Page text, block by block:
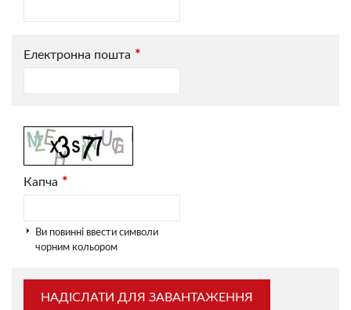
Електронна пошта *
Капча *
Ви повинні ввести символи
чорним кольором